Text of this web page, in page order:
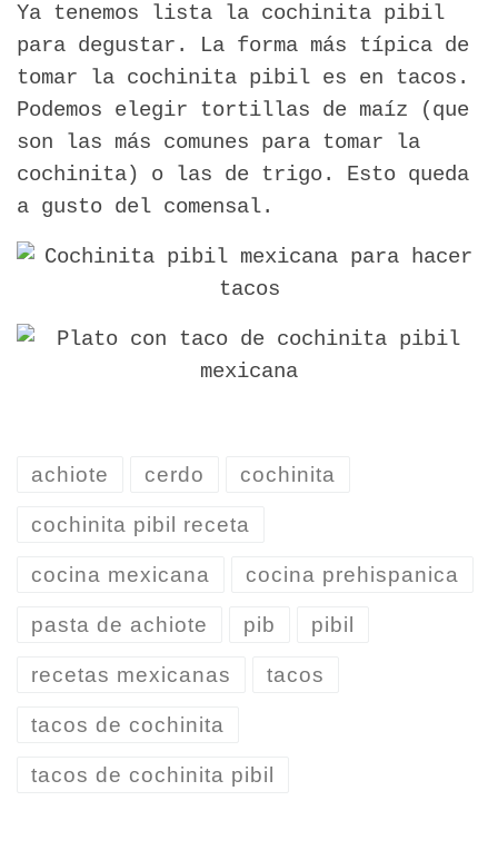
Ya tenemos lista la cochinita pibil
para degustar. La forma más típica de
tomar la cochinita pibil es en tacos.
Podemos elegir tortillas de maíz (que
son las más comunes para tomar la
cochinita) o las de trigo. Esto queda
a gusto del comensal.
achiote cerdo cochinita
cochinita pibil receta
cocina mexicana cocina prehispanica
pasta de achiote pib pibil
recetas mexicanas tacos
tacos de cochinita
tacos de cochinita pibil